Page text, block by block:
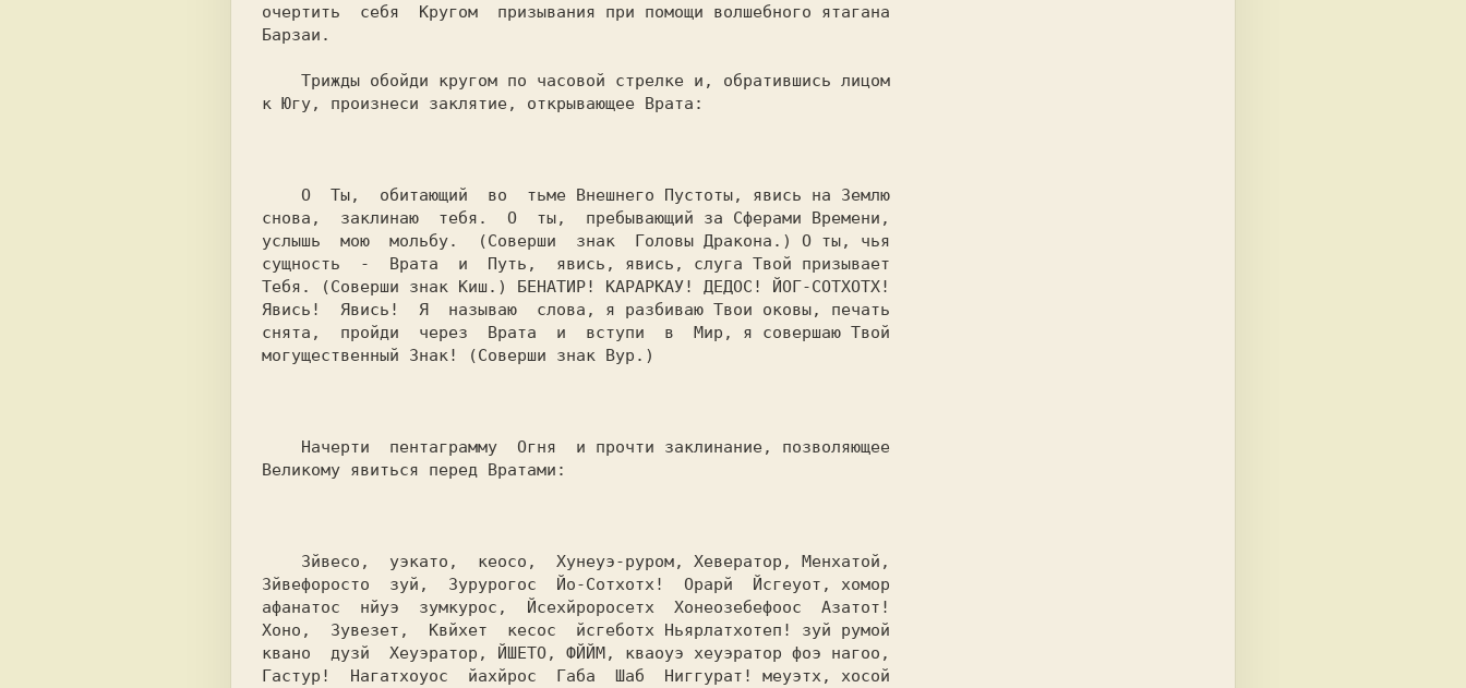
очертить  себя  Кругом  призывания при помощи волшебного ятагана
Барзаи.
к Югу, произнеси заклятие, открывающее Врата:
снова,  заклинаю  тебя.  О  ты,  пребывающий за Сферами Времени,
услышь  мою  мольбу.  (Соверши  знак  Головы Дракона.) О ты, чья
сущность  -  Врата  и  Путь,  явись, явись, слуга Твой призывает
Тебя. (Соверши знак Киш.) БЕНАТИР! КАРАРКАУ! ДЕДОС! ЙОГ-СОТХОТХ!
Явись!  Явись!  Я  называю  слова, я разбиваю Твои оковы, печать
снята,  пройди  через  Врата  и  вступи  в  Мир, я совершаю Твой
могущественный Знак! (Соверши знак Вур.)
Великому явиться перед Вратами:
Зйвефоросто  зуй,  Зурурогос  Йо-Сотхотх!  Орарй  Йсгеуот, хомор
афанатос  нйуэ  зумкурос,  Йсехйроросетх  Хонеозебефоос  Азатот!
Хоно,  Зувезет,  Квйхет  кесос  йсгеботх Ньярлатхотеп! зуй румой
квано  дузй  Хеуэратор, ЙШЕТО, ФЙЙМ, кваоуэ хеуэратор фоэ нагоо,
Гастур!  Нагатхоуос  йахйрос  Габа  Шаб  Ниггурат! меуэтх, хосой